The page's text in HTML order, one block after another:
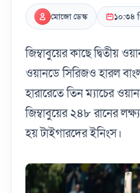
মোজো ডেস্ক ১০:৩৪
জিম্বাবুয়ের কাছে দ্বিতীয়
ওয়ানডে সিরিজও হারল
হারারেতে তিন ম্যাচের
জিম্বাবুয়ের ২৪৮ রানের
হয় টাইগারদের ইনিংস।